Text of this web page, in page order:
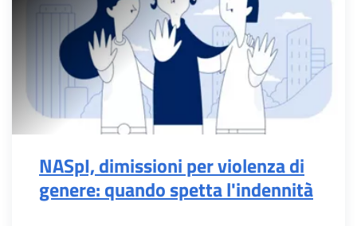
NASpI, dimissioni per violenza di
genere: quando spetta l'indennità